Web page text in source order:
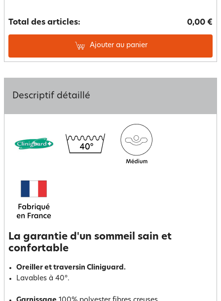
Total des articles: 0,00 €
Ajouter au panier
Descriptif détaillé
La garantie d'un sommeil sain et
confortable
Oreiller et traversin Cliniguard.
Lavables à 40°.